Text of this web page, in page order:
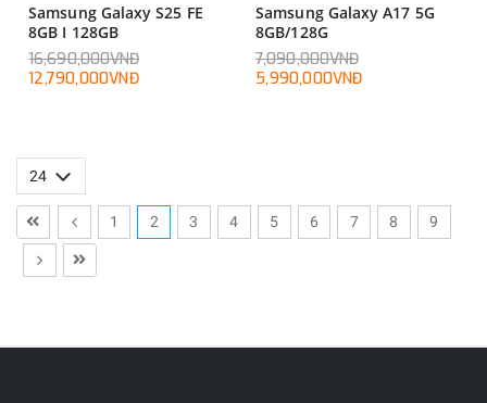
Samsung Galaxy S25 FE
8GB I 128GB
16,690,000VNĐ
12,790,000VNĐ
Samsung Galaxy A17 5G
8GB/128G
7,090,000VNĐ
5,990,000VNĐ
1 2 3 4 5 6 7 8 9